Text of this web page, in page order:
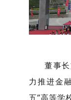
董事
力推进金
五”高等学